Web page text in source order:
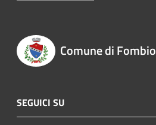
Comune di Fombio
SEGUICI SU